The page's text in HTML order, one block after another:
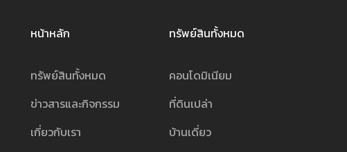
หน้าหลัก
ทรัพย์สินทั้งหมด
ข่าวสารและกิจกรรม
เกี่ยวกับเรา
ทรัพย์สินทั้งหมด
คอนโดมิเนียม
ที่ดินเปล่า
บ้านเดี่ยว